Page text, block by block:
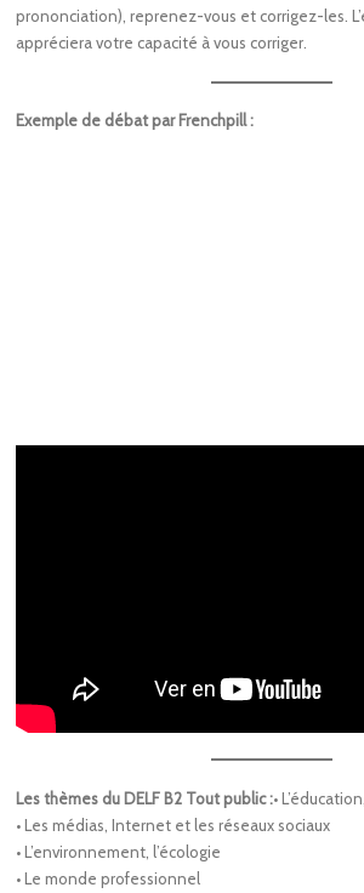
prononciation), reprenez-vous et corrigez-les.
appréciera votre capacité à vous corriger.
Exemple de débat par Frenchpill :
Les thèmes du DELF B2 Tout public:•
• Les médias, Internet et les réseaux sociaux
• L’environnement, l’écologie
• Le monde professionnel